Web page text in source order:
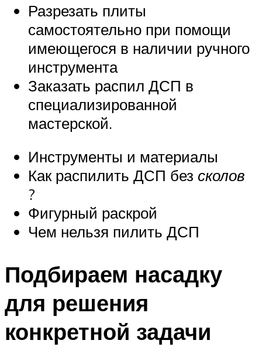
Разрезать плиты
самостоятельно при помощи
имеющегося в наличии ручного
инструмента
Заказать распил ДСП в
специализированной
мастерской.
Инструменты и материалы
Как распилить ДСП без сколов
?
Фигурный раскрой
Чем нельзя пилить ДСП
Подбираем насадку
для решения
конкретной задачи